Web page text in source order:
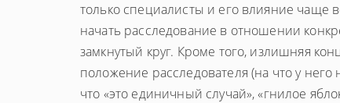
только специалисты и его влияние чаще
начать расследование в отношении
замкнутый круг. Кроме того, излишняя
положение расследователя (на что у
что «это единичный случай», «гнилое